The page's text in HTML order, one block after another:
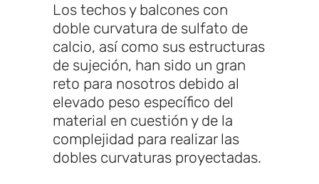
Los techos y balcones con
doble curvatura de sulfato de
calcio, así como sus estructuras
de sujeción, han sido un gran
reto para nosotros debido al
elevado peso específico del
material en cuestión y de la
complejidad para realizar las
dobles curvaturas proyectadas.